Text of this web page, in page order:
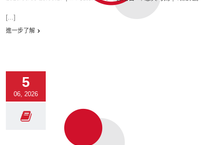
[...]
進一步了解
5
06, 2026